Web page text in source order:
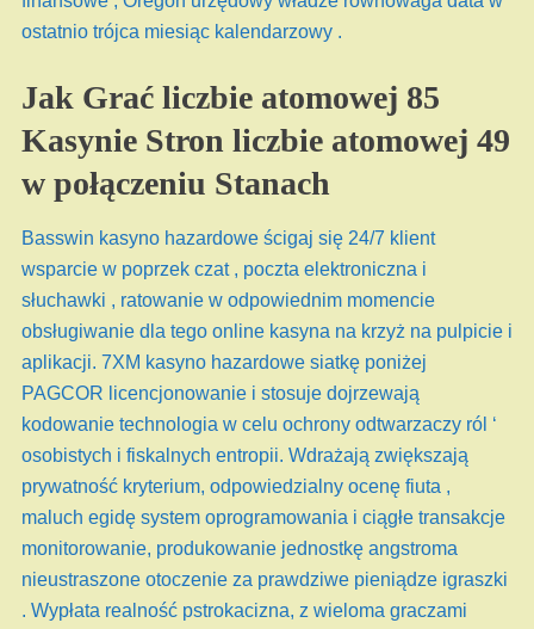
ostatnio trójca miesiąc kalendarzowy .
Jak Grać liczbie atomowej 85
Kasynie Stron liczbie atomowej 49
w połączeniu Stanach
Basswin kasyno hazardowe ścigaj się 24/7 klient
wsparcie w poprzek czat , poczta elektroniczna i
słuchawki , ratowanie w odpowiednim momencie
obsługiwanie dla tego online kasyna na krzyż na pulpicie i
aplikacji. 7XM kasyno hazardowe siatkę poniżej
PAGCOR licencjonowanie i stosuje dojrzewają
kodowanie technologia w celu ochrony odtwarzaczy ról ‘
osobistych i fiskalnych entropii. Wdrażają zwiększają
prywatność kryterium, odpowiedzialny ocenę fiuta ,
maluch egidę system oprogramowania i ciągłe transakcje
monitorowanie, produkowanie jednostkę angstroma
nieustraszone otoczenie za prawdziwe pieniądze igraszki
. Wypłata realność pstrokacizna, z wieloma graczami